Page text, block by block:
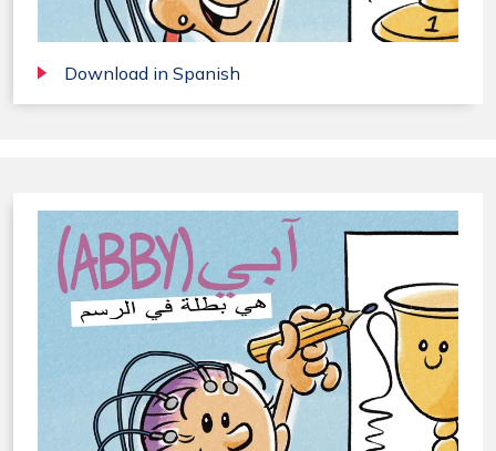
Download in Spanish